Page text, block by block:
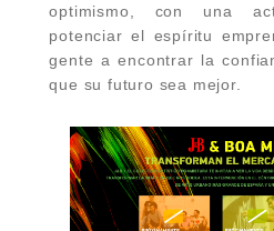
optimismo, con una
potenciar el espíritu
gente a encontrar la
que su futuro sea mejor.